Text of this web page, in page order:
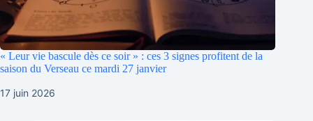
« Leur vie bascule dès ce soir » : ces 3 signes profitent de la
saison du Verseau ce mardi 27 janvier
17 juin 2026